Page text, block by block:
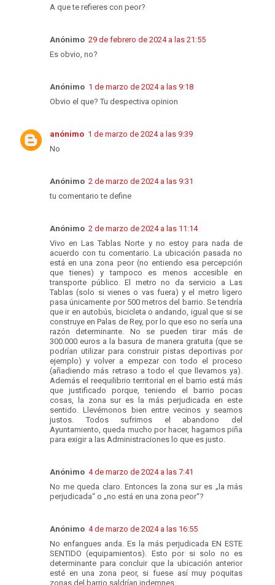
A que te refieres con peor?
Anónimo 29 de febrero de 2024 a las 21:55
Es obvio, no?
Anónimo 1 de marzo de 2024 a las 9:18
Obvio el que? Tu despectiva opinion
anónimo 1 de marzo de 2024 a las 9:39
No
Anónimo 2 de marzo de 2024 a las 9:31
tu comentario te define
Anónimo 2 de marzo de 2024 a las 11:14
Vivo en Las Tablas Norte y no estoy para nada de
acuerdo con tu comentario. La ubicación pasada no
está en una zona peor (no entiendo esa percepción
que tienes) y tampoco es menos accesible en
transporte público. El metro no da servicio a Las
Tablas (solo si vienes o vas fuera) y el metro ligero
pasa únicamente por 500 metros del barrio. Se tendría
que ir en autobús, bicicleta o andando, igual que si se
construye en Palas de Rey, por lo que eso no sería una
razón determinante. No se pueden tirar más de
300.000 euros a la basura de manera gratuita (que se
podrían utilizar para construir pistas deportivas por
ejemplo) y volver a empezar con todo el proceso
(añadiendo más retraso a todo el que llevamos ya).
Además el reequilibrio territorial en el barrio está más
que justificado porque, teniendo el barrio pocas
cosas, la zona sur es la más perjudicada en este
sentido. Llevémonos bien entre vecinos y seamos
justos. Todos sufrimos el abandono del
Ayuntamiento, queda mucho por hacer, hagamos piña
para exigir a las Administraciones lo que es justo.
Anónimo 4 de marzo de 2024 a las 7:41
No me queda claro. Entonces la zona sur es „la más
perjudicada“ o „no está en una zona peor“?
Anónimo 4 de marzo de 2024 a las 16:55
No enfangues anda. Es la más perjudicada EN ESTE
SENTIDO (equipamientos). Esto por si solo no es
determinante para concluir que la ubicación anterior
esté en una zona peor, si fuese así muy poquitas
zonas del barrio saldrían indemnes.